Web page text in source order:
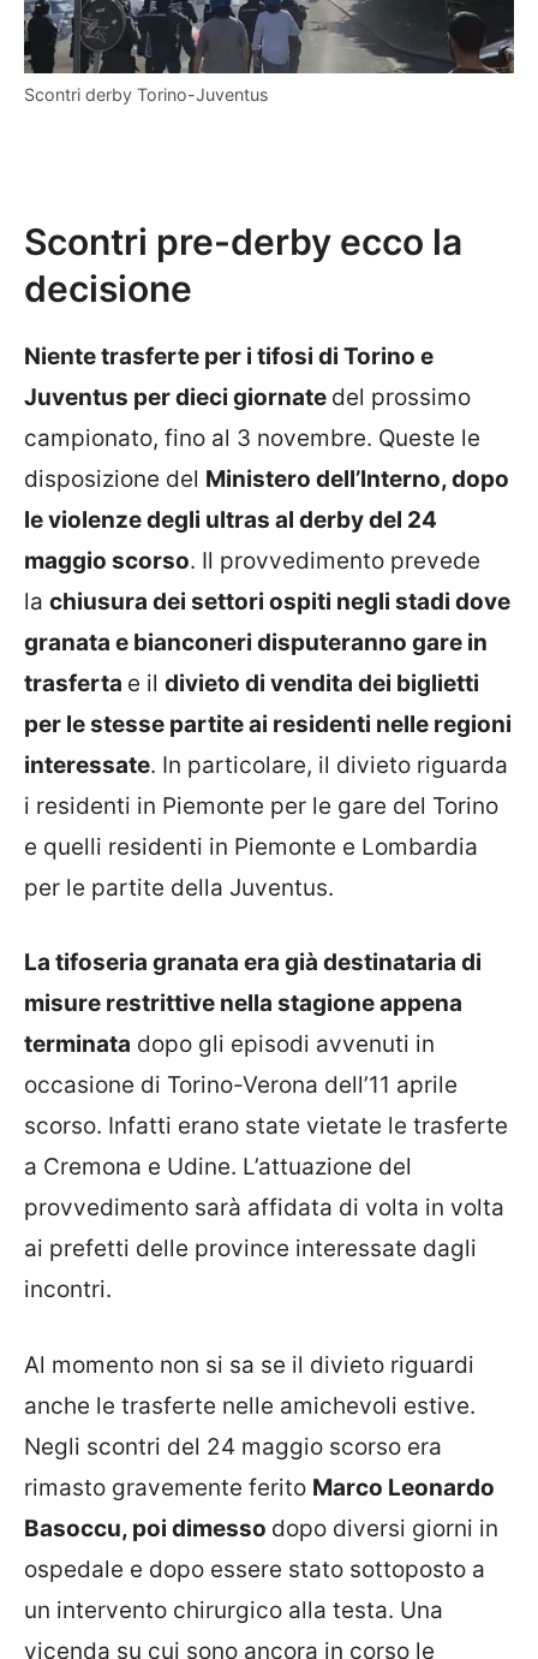
Scontri derby Torino-Juventus
Scontri pre-derby ecco la
decisione
Niente trasferte per i tifosi di Torino e
Juventus per dieci giornate del prossimo
campionato, fino al 3 novembre. Queste le
disposizione del Ministero dell’Interno, dopo
le violenze degli ultras al derby del 24
maggio scorso. Il provvedimento prevede
la chiusura dei settori ospiti negli stadi dove
granata e bianconeri disputeranno gare in
trasferta e il divieto di vendita dei biglietti
per le stesse partite ai residenti nelle regioni
interessate. In particolare, il divieto riguarda
i residenti in Piemonte per le gare del Torino
e quelli residenti in Piemonte e Lombardia
per le partite della Juventus.
La tifoseria granata era già destinataria di
misure restrittive nella stagione appena
terminata dopo gli episodi avvenuti in
occasione di Torino-Verona dell’11 aprile
scorso. Infatti erano state vietate le trasferte
a Cremona e Udine. L’attuazione del
provvedimento sarà affidata di volta in volta
ai prefetti delle province interessate dagli
incontri.
Al momento non si sa se il divieto riguardi
anche le trasferte nelle amichevoli estive.
Negli scontri del 24 maggio scorso era
rimasto gravemente ferito Marco Leonardo
Basoccu, poi dimesso dopo diversi giorni in
ospedale e dopo essere stato sottoposto a
un intervento chirurgico alla testa. Una
vicenda su cui sono ancora in corso le